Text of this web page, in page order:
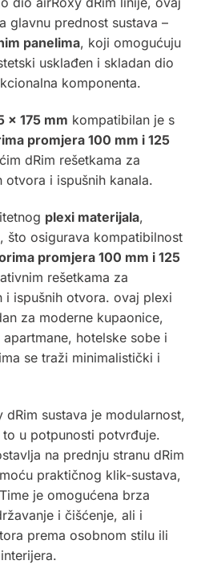
glavnu prednost sustava –
panelima, koji omogućuju
usklađen i skladan dio
komponenta.
× 175 mm kompatibilan je s
promjera 100 mm i 125
dRim rešetkama za
i ispušnih kanala.
plexi materijala,
, što osigurava kompatibilnost
promjera 100 mm i 125
rešetkama za
i ispušnih otvora. ovaj plexi
za moderne kupaonice,
hotelske sobe i
se traži minimalistički i
dRim sustava je modularnost,
u potpunosti potvrđuje.
na prednju stranu dRim
praktičnog klik-sustava,
je omogućena brza
i čišćenje, ali i
prema osobnom stilu ili